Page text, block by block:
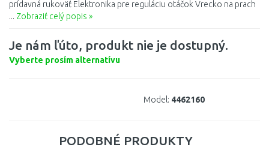
prídavná rukoväť Elektronika pre reguláciu otáčok Vrecko na prach
... Zobraziť celý popis »
Je nám ľúto, produkt nie je dostupný.
Vyberte prosím alternatívu
Model: 4462160
PODOBNÉ PRODUKTY